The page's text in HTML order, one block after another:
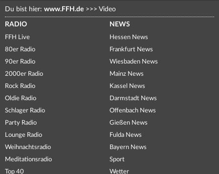
Du bist hier: www.FFH.de >>> Video
RADIO
FFH Live
80er Radio
90er Radio
2000er Radio
Rock Radio
Oldie Radio
Schlager Radio
Party Radio
Lounge Radio
Weihnachtsradio
Meditationsradio
Top 40
NEWS
Hessen News
Frankfurt News
Wiesbaden News
Mainz News
Kassel News
Darmstadt News
Offenbach News
Gießen News
Fulda News
Bayern News
Sport
Wetter